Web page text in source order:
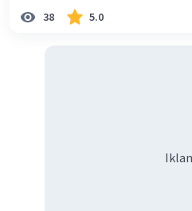
38 5.0
Iklan